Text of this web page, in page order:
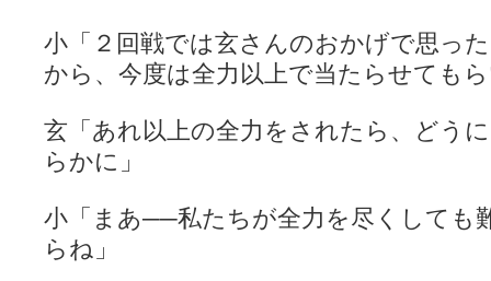
小「２回戦では玄さんのおかげで思っ
から、今度は全力以上で当たらせても
玄「あれ以上の全力をされたら、どう
らかに」
小「まあ──私たちが全力を尽くしても
らね」